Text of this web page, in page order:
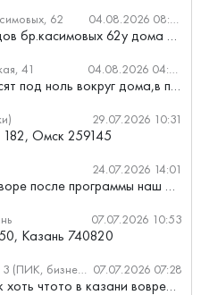
62 04.08.2026 08:34
На сайте форум жильцов бр.касимовых 62у дома растут красивые...
41 04.08.2026 04:46
Почему всю зелень косят под ноль вокруг дома,в полисадниках....
29.07.2026 10:31
182, Омск 259145
24.07.2026 14:01
что со стоянками во дворе после программы наш двор
07.07.2026 10:53
Казань 740820
Гость 2084, Ботаническая 3 (ПИК, бизнес-класс) 07.07.2026 07:28
проверьте, сдал ли пик хоть чтото в казани вовремя?